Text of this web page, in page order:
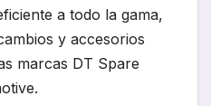
a todo la gama,
y accesorios
marcas DT Spare